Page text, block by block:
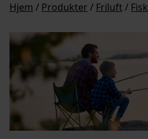
Hjem / Produkter / Friluft / Fisk